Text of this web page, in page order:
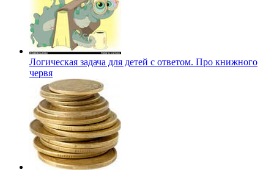
Логическая задача для детей с ответом. Про книжного
червя